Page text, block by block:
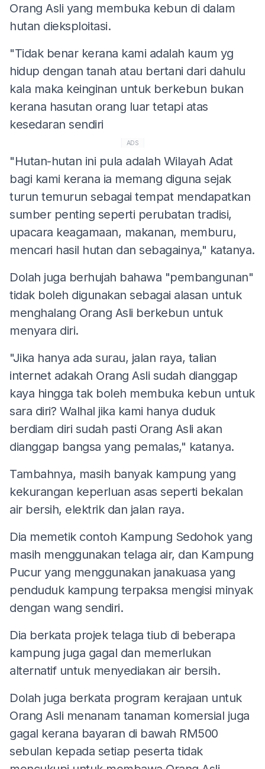
Orang Asli yang membuka kebun di dalam
hutan dieksploitasi.
"Tidak benar kerana kami adalah kaum yg
hidup dengan tanah atau bertani dari dahulu
kala maka keinginan untuk berkebun bukan
kerana hasutan orang luar tetapi atas
kesedaran sendiri
ADS
"Hutan-hutan ini pula adalah Wilayah Adat
bagi kami kerana ia memang diguna sejak
turun temurun sebagai tempat mendapatkan
sumber penting seperti perubatan tradisi,
upacara keagamaan, makanan, memburu,
mencari hasil hutan dan sebagainya," katanya.
Dolah juga berhujah bahawa "pembangunan"
tidak boleh digunakan sebagai alasan untuk
menghalang Orang Asli berkebun untuk
menyara diri.
"Jika hanya ada surau, jalan raya, talian
internet adakah Orang Asli sudah dianggap
kaya hingga tak boleh membuka kebun untuk
sara diri? Walhal jika kami hanya duduk
berdiam diri sudah pasti Orang Asli akan
dianggap bangsa yang pemalas," katanya.
Tambahnya, masih banyak kampung yang
kekurangan keperluan asas seperti bekalan
air bersih, elektrik dan jalan raya.
Dia memetik contoh Kampung Sedohok yang
masih menggunakan telaga air, dan Kampung
Pucur yang menggunakan janakuasa yang
penduduk kampung terpaksa mengisi minyak
dengan wang sendiri.
Dia berkata projek telaga tiub di beberapa
kampung juga gagal dan memerlukan
alternatif untuk menyediakan air bersih.
Dolah juga berkata program kerajaan untuk
Orang Asli menanam tanaman komersial juga
gagal kerana bayaran di bawah RM500
sebulan kepada setiap peserta tidak